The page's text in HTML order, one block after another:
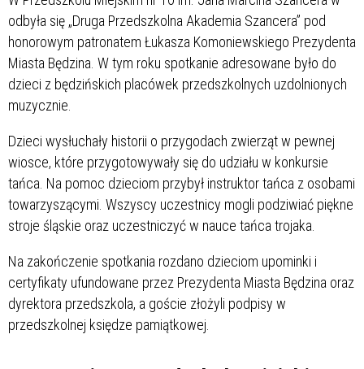
odbyła się „Druga Przedszkolna Akademia Szancera” pod
honorowym patronatem Łukasza Komoniewskiego Prezydenta
Miasta Będzina. W tym roku spotkanie adresowane było do
dzieci z będzińskich placówek przedszkolnych uzdolnionych
muzycznie.
Dzieci wysłuchały historii o przygodach zwierząt w pewnej
wiosce, które przygotowywały się do udziału w konkursie
tańca. Na pomoc dzieciom przybył instruktor tańca z osobami
towarzyszącymi. Wszyscy uczestnicy mogli podziwiać piękne
stroje śląskie oraz uczestniczyć w nauce tańca trojaka.
Na zakończenie spotkania rozdano dzieciom upominki i
certyfikaty ufundowane przez Prezydenta Miasta Będzina oraz
dyrektora przedszkola, a goście złożyli podpisy w
przedszkolnej księdze pamiątkowej.